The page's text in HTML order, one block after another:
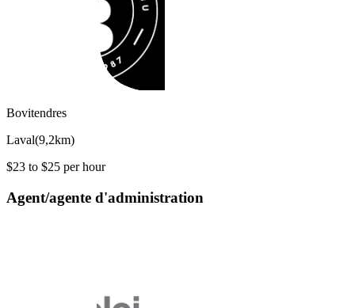
Bovitendres
Laval(9,2km)
$23 to $25 per hour
Agent/agente d'administration